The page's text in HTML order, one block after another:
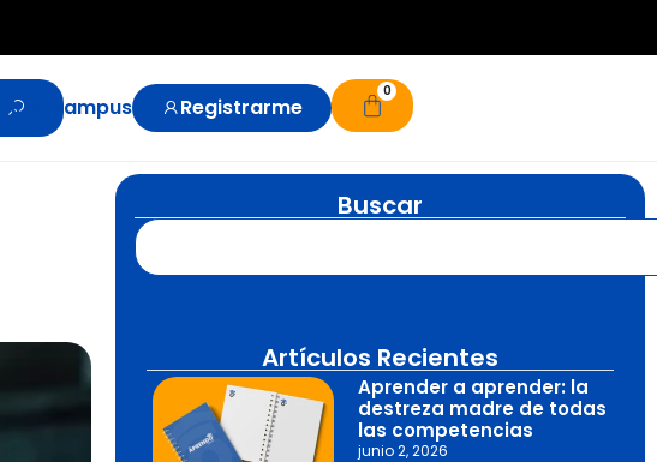
Ir al campus Registrarme
0
Buscar
Artículos Recientes
Aprender a aprender: la
destreza madre de todas
las competencias
junio 2, 2026